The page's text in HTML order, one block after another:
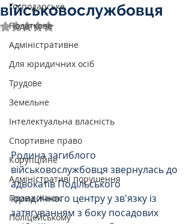
Господарське
Податкове
Адміністративне
Для юридичних осіб
Трудове
Земельне
Інтелектуальна власність
Спортивне право
Корупційне
Адміністративі порушення
Права Жінок
Поліцейському
військовослужбовця
Оцінка: NaN з 5 зірок.
Родина загиблого
військовослужбовця звернулась до
адвокатів Подільського
юридичного центру у зв'язку із
затягуванням з боку посадових